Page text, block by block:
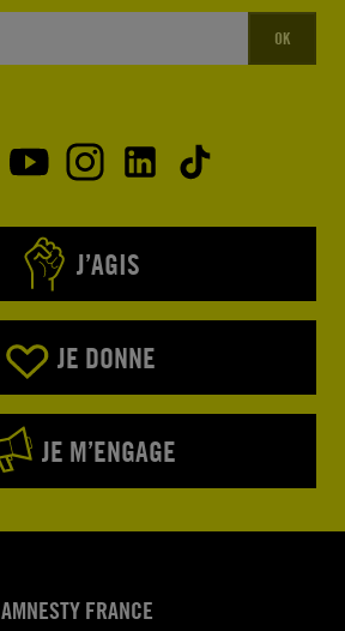
OK
J’AGIS
JE DONNE
JE M’ENGAGE
AMNESTY FRANCE